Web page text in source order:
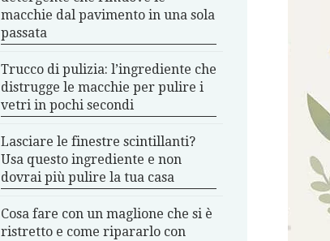
macchie dal pavimento in una sola
passata
Trucco di pulizia: l’ingrediente che
distrugge le macchie per pulire i
vetri in pochi secondi
Lasciare le finestre scintillanti?
Usa questo ingrediente e non
dovrai più pulire la tua casa
Cosa fare con un maglione che si è
ristretto e come ripararlo con